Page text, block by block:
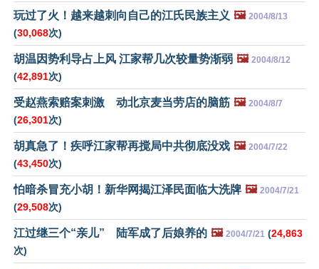
玩过了火！越来越刺向自己的江氏民族主义 🖼️ 2004/8/13
(30,068次)
胡温因势利导占上风 江家帮几次较量势渐弱 🖼️ 2004/8/12
(42,891次)
受赵燕索赔案刺激 动北京麦当劳店的脑筋 🖼️ 2004/8/7
(26,301次)
胡真急了！疾呼江家帮再搅局中共彻底没戏 🖼️ 2004/7/22
(43,450次)
怕暗杀冒充小胡！新华网揭江泽民面临大洗牌 🖼️ 2004/7/21
(29,508次)
江过继三个“亲儿” 陆军成了后娘养的 🖼️ 2004/7/21 (24,863
次)